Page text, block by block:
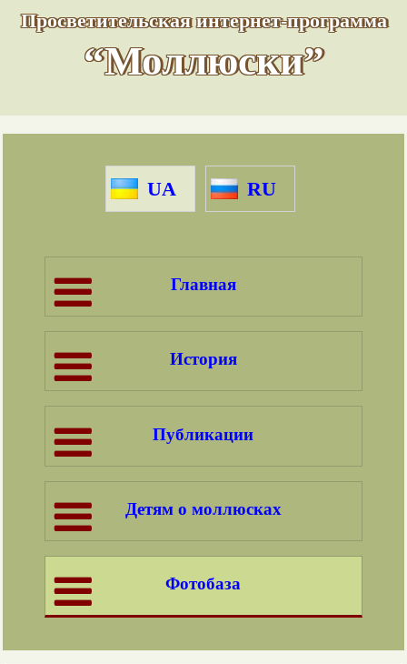
Просветительская интернет-программа
“Моллюски”
UA RU
Главная
История
Публикации
Детям о моллюсках
Фотобаза